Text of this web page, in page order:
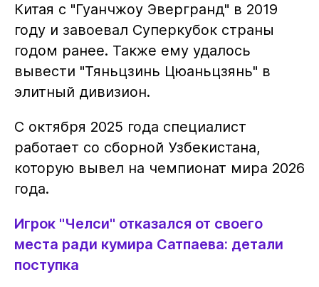
Китая с "Гуанчжоу Эвергранд" в 2019
году и завоевал Суперкубок страны
годом ранее. Также ему удалось
вывести "Тяньцзинь Цюаньцзянь" в
элитный дивизион.
С октября 2025 года специалист
работает со сборной Узбекистана,
которую вывел на чемпионат мира 2026
года.
Игрок "Челси" отказался от своего
места ради кумира Сатпаева: детали
поступка